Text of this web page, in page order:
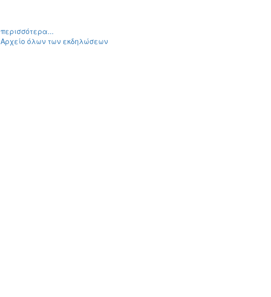
περισσότερα...
Αρχείο όλων των εκδηλώσεων